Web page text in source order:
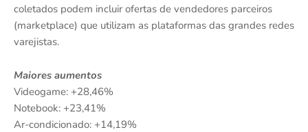
coletados podem incluir ofertas de vendedores parceiros
(marketplace) que utilizam as plataformas das grandes redes
varejistas.
Maiores aumentos
Videogame: +28,46%
Notebook: +23,41%
Ar-condicionado: +14,19%